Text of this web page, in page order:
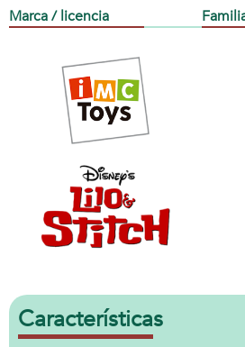
Marca / licencia
Características